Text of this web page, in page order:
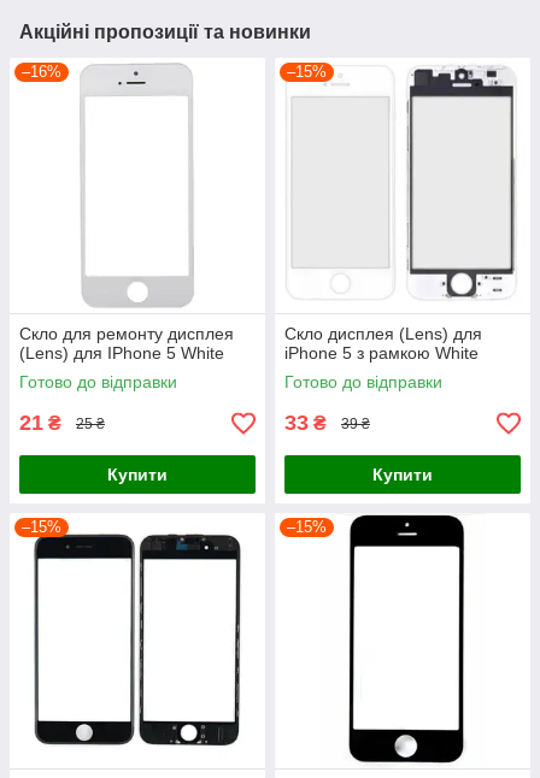
Акційні пропозиції та новинки
–16%
Скло для ремонту дисплея
(Lens) для IPhone 5 White
Готово до відправки
21 ₴ 25 ₴
Купити
–15%
Скло дисплея (Lens) для
iPhone 5 з рамкою White
Готово до відправки
33 ₴ 39 ₴
Купити
–15% –15%